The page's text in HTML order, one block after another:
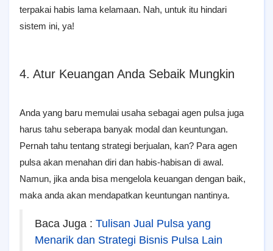
terpakai habis lama kelamaan. Nah, untuk itu hindari
sistem ini, ya!
4. Atur Keuangan Anda Sebaik Mungkin
Anda yang baru memulai usaha sebagai agen pulsa juga
harus tahu seberapa banyak modal dan keuntungan.
Pernah tahu tentang strategi berjualan, kan? Para agen
pulsa akan menahan diri dan habis-habisan di awal.
Namun, jika anda bisa mengelola keuangan dengan baik,
maka anda akan mendapatkan keuntungan nantinya.
Baca Juga : Tulisan Jual Pulsa yang
Menarik dan Strategi Bisnis Pulsa Lain